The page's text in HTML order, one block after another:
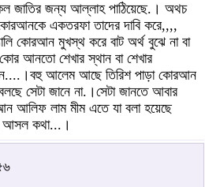
জাতির জন্য আল্লাহ পাঠিয়েছে.। অথচ
একতরফা তাদের দাবি করে,,,,
কোরআন মুখস্থ করে বাট অর্থ বুঝে না বা
আনতো শেখার স্থান বা শেখার
আলেম আছে তিরিশ পাড়া কোরআন
সেটা জানে না.।সেটা জানতে আবার
লাম মীম এতে যা বলা হয়েছে
আসল কথা...।